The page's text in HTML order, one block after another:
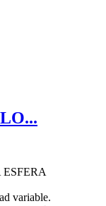
variable.